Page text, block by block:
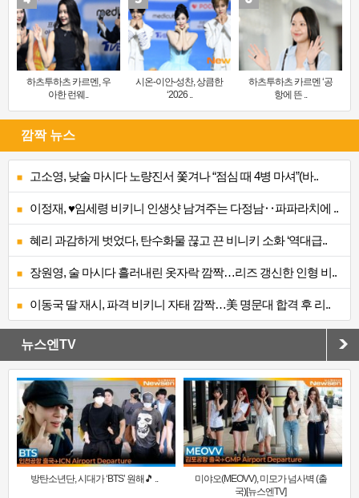
하츠투하츠 카르멘, 우
아한 런웨..
시온-이안-성찬, 상큼한
‘2026 ..
하츠투하츠 카르멘 ‘공
항에 뜬 ..
깜짝 뉴스
고소영, 낮술 마시다 노량진서 쫓겨나 “점심 때 4병 마셔”(바..
이정재, ♥임세령 비키니 인생샷 남겨주는 다정남‥파파라치에 ..
혜리 과감하게 벗었다, 탄수화물 끊고 끈 비니키 소화 ‘역대급..
장원영, 술 마시다 흘러내린 옷자락 깜짝…리즈 갱신한 인형 비..
이동국 딸 재시, 파격 비키니 자태 깜짝…美 명문대 합격 후 리..
뉴스엔TV
방탄소년단, 시대가 ‘BTS’ 원해🎵 ..
미야오(MEOVV), 미모가 넘사벽 (출
국)[뉴스엔TV]